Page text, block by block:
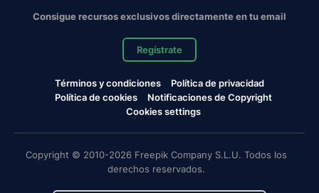
Consigue recursos exclusivos directamente en tu email
Regístrate
Términos y condiciones
Política de privacidad
Política de cookies
Notificaciones de Copyright
Cookies settings
Copyright © 2010-2026 Freepik Company S.L.U. Todos los
derechos reservados.